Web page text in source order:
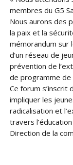
membres du G5
Nous aurons des
la paix et la
mémorandum sur
d’un réseau de
prévention de
de programme de
Ce forum s’inscrit
impliquer les
radicalisation et
travers
Direction de la